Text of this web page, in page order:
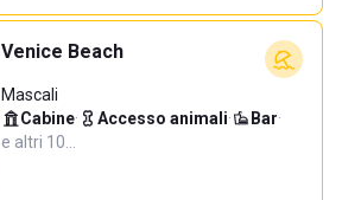
Venice Beach
Mascali
Cabine· Accesso animali· Bar·
e altri 10…